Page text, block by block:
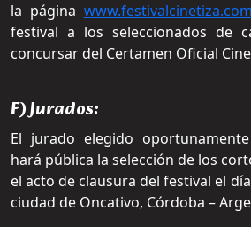
la página
festival a los seleccionados de
concursar del Certamen Oficial
F) Jurados:
El jurado elegido
hará pública la selección de los
el acto de clausura del festival el
ciudad de Oncativo, Córdoba –